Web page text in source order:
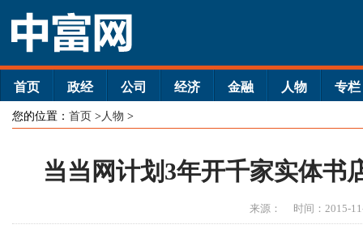
首页 政经 公司 经济 金融 人物 专栏
您的位置： 首页 >人物 >
当当网计划3年开千家实体书
来源： 时间：2015-